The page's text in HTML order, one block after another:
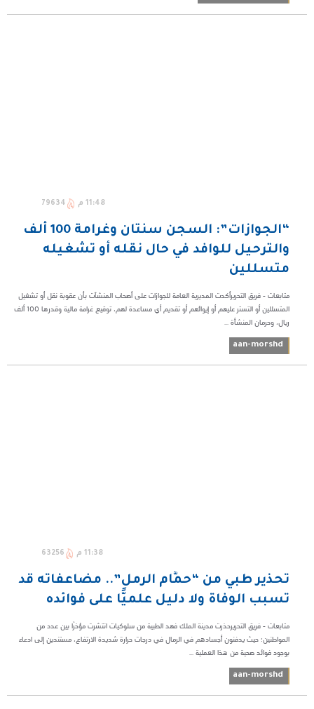
11:48 م 79634
“الجوازات”: السجن سنتان وغرامة 100 ألف
والترحيل للوافد في حال نقله أو تشغيله
متسللين
متابعات - فريق التحريرأكدت المديرية العامة للجوازات على أصحاب المنشآت بأن عقوبة نقل أو تشغيل
المتسللين أو التستر عليهم أو إيوائهم أو تقديم أي مساعدة لهم، توقيع غرامة مالية وقدرها 100 ألف
ريال، وحرمان المنشأة ...
aan-morshd
11:38 م 63256
تحذير طبي من “حمَّام الرمل”.. مضاعفاته قد
تسبب الوفاة ولا دليل علميًّا على فوائده
متابعات - فريق التحريرحذرت مدينة الملك فهد الطبية من سلوكيات انتشرت مؤخرًا بين عدد من
المواطنين؛ حيث يدفنون أجسادهم في الرمال في درجات حرارة شديدة الارتفاع، مستندين إلى ادعاء
بوجود فوائد صحية من هذا العملية ...
aan-morshd